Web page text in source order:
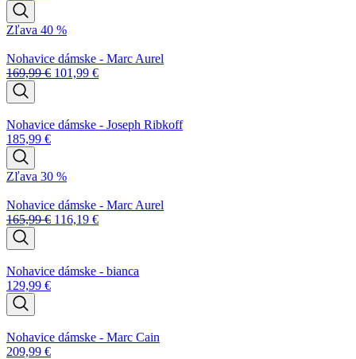
Zľava 40 %
Nohavice dámske - Marc Aurel
169,99€ 101,99 €
Nohavice dámske - Joseph Ribkoff
185,99 €
Zľava 30 %
Nohavice dámske - Marc Aurel
165,99€ 116,19 €
Nohavice dámske - bianca
129,99 €
Nohavice dámske - Marc Cain
209,99 €